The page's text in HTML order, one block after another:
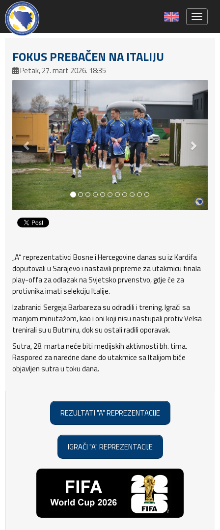
FOKUS PREBAČEN NA ITALIJU
Petak, 27. mart 2026. 18:35
„A“ reprezentativci Bosne i Hercegovine danas su iz Kardifa
doputovali u Sarajevo i nastavili pripreme za utakmicu finala
play-offa za odlazak na Svjetsko prvenstvo, gdje će za
protivnika imati selekciju Italije.
Izabranici Sergeja Barbareza su odradili i trening. Igrači sa
manjom minutažom, kao i oni koji nisu nastupali protiv Velsa
trenirali su u Butmiru, dok su ostali radili oporavak.
Sutra, 28. marta neće biti medijskih aktivnosti bh. tima.
Raspored za naredne dane do utakmice sa Italijom biće
objavljen sutra u toku dana.
REZULTATI "A" REPREZENTACIJE
IGRAČI "A" REPREZENTACIJE